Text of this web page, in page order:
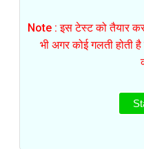
Note : इस टेस्ट को तैयार
भी अगर कोई गलती होती